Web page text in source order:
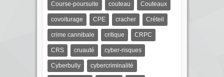
Course-poursuite couteau Couteaux
covoiturage CPE cracher Créteil
crime cannibale critique CRPC
CRS cruauté cyber-risques
Cyberbully cybercriminalité